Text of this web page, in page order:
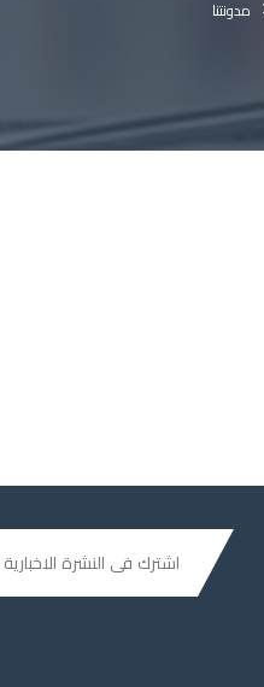
مدونتنا